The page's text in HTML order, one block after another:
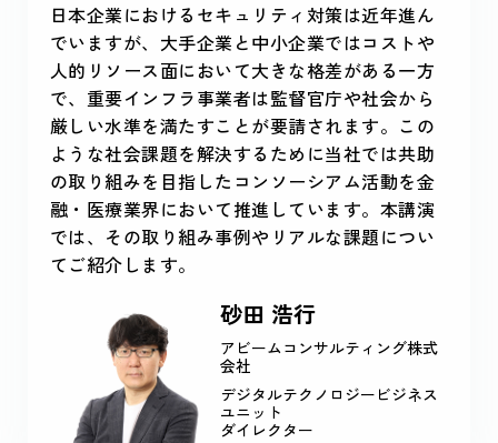
日本企業におけるセキュリティ対策は近年進ん
でいますが、大手企業と中小企業ではコストや
人的リソース面において大きな格差がある一方
で、重要インフラ事業者は監督官庁や社会から
厳しい水準を満たすことが要請されます。この
ような社会課題を解決するために当社では共助
の取り組みを目指したコンソーシアム活動を金
融・医療業界において推進しています。本講演
では、その取り組み事例やリアルな課題につい
てご紹介します。
砂田 浩行
アビームコンサルティング株式
会社
デジタルテクノロジービジネス
ユニット
ダイレクター